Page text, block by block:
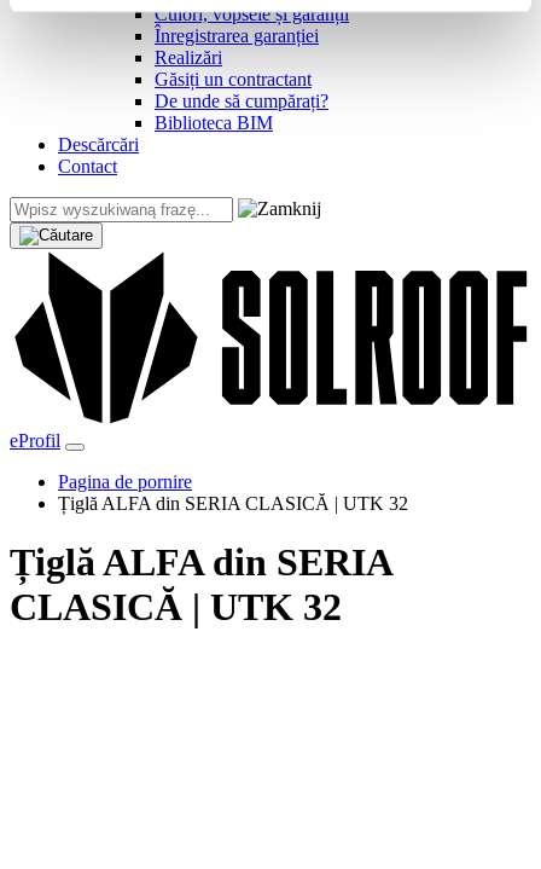
Culori, vopsele și garanții
Înregistrarea garanției
Realizări
Găsiți un contractant
De unde să cumpărați?
Biblioteca BIM
Descărcări
Contact
eProfil
Pagina de pornire
Țiglă ALFA din SERIA CLASICĂ | UTK 32
Țiglă ALFA din SERIA
CLASICĂ | UTK 32